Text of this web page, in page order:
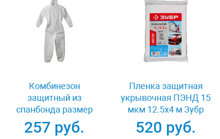
Комбинезон
защитный из
спанбонда размер
52-54 Stayer MASTER
11603-52
257 руб.
Пленка защитная
укрывочная ПЭНД 15
мкм 12.5x4 м Зубр
12257-15-12
520 руб.